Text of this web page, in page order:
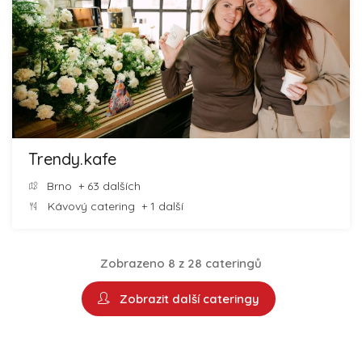
Trendy.kafe
Brno + 63 dalších
Kávový catering + 1 další
Zobrazeno 8 z 28 cateringů
Zobrazit další cateringy